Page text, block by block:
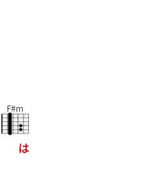
F#m
は